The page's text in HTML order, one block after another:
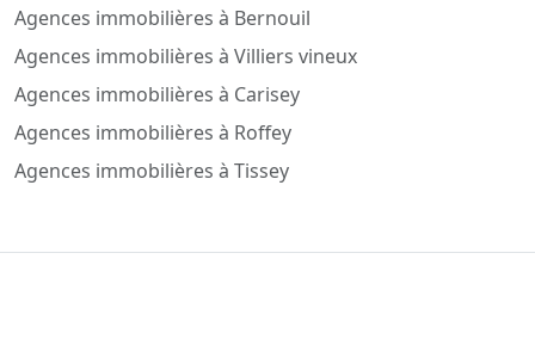
Agences immobilières à Bernouil
Agences immobilières à Villiers vineux
Agences immobilières à Carisey
Agences immobilières à Roffey
Agences immobilières à Tissey